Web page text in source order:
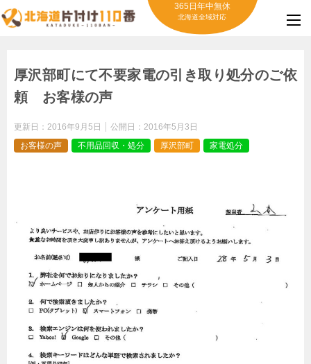
365日年中無休
北海道全域対応
厚沢部町にて不要家電の引き取り処分のご依
頼 お客様の声
更新日： 2016年9月5日 公開日： 2016年5月3日
お客様の声
不用品回収・処分 厚沢部町 家電処分